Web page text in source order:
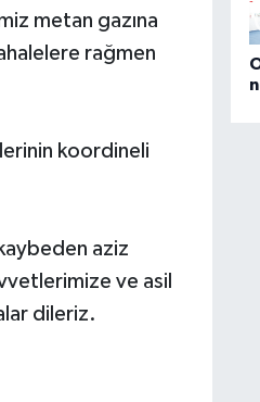
metan gazına
rağmen
koordineli
aziz
ve asil
dileriz.